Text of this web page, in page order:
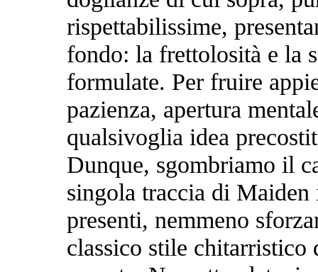
rispettabilissime,
fondo: la frettolosità e la
formulate. Per fruire
pazienza, apertura
qualsivoglia idea
Dunque, sgombriamo il
singola traccia di
presenti, nemmeno
classico stile chitarristico